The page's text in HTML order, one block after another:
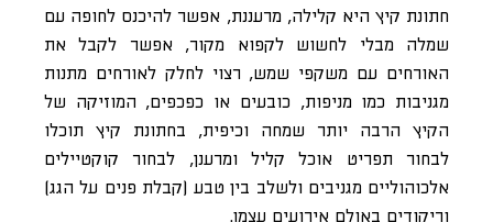
חתונת קיץ היא קלילה, מרעננת, אפשר להיכנס לחופה עם
שמלה מבלי לחשוש לקפוא מקור, אפשר לקבל את
האורחים עם משקפי שמש, רצוי לחלק לאורחים מתנות
מגניבות כמו מניפות, כובעים או כפכפים, המוזיקה של
הקיץ הרבה יותר שמחה וכיפית, בחתונת קיץ תוכלו
לבחור תפריט אוכל קליל ומרענן, לבחור קוקטיילים
אלכוהוליים מגניבים ולשלב בין טבע (קבלת פנים על הגג)
וריקודים באולם אירועים עצמו.